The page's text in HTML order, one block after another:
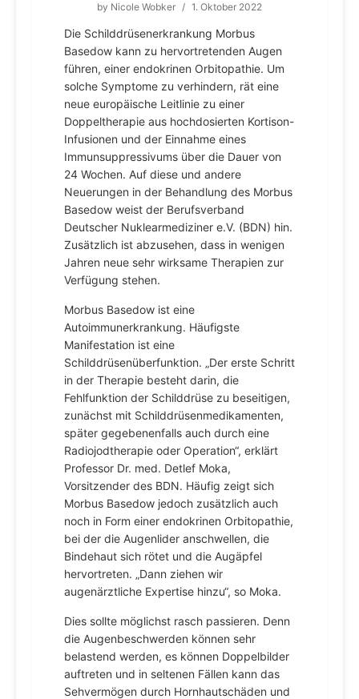
by Nicole Wobker / 1. Oktober 2022
Die Schilddrüsenerkrankung Morbus
Basedow kann zu hervortretenden Augen
führen, einer endokrinen Orbitopathie. Um
solche Symptome zu verhindern, rät eine
neue europäische Leitlinie zu einer
Doppeltherapie aus hochdosierten Kortison-
Infusionen und der Einnahme eines
Immunsuppressivums über die Dauer von
24 Wochen. Auf diese und andere
Neuerungen in der Behandlung des Morbus
Basedow weist der Berufsverband
Deutscher Nuklearmediziner e.V. (BDN) hin.
Zusätzlich ist abzusehen, dass in wenigen
Jahren neue sehr wirksame Therapien zur
Verfügung stehen.
Morbus Basedow ist eine
Autoimmunerkrankung. Häufigste
Manifestation ist eine
Schilddrüsenüberfunktion. „Der erste Schritt
in der Therapie besteht darin, die
Fehlfunktion der Schilddrüse zu beseitigen,
zunächst mit Schilddrüsenmedikamenten,
später gegebenenfalls auch durch eine
Radiojodtherapie oder Operation“, erklärt
Professor Dr. med. Detlef Moka,
Vorsitzender des BDN. Häufig zeigt sich
Morbus Basedow jedoch zusätzlich auch
noch in Form einer endokrinen Orbitopathie,
bei der die Augenlider anschwellen, die
Bindehaut sich rötet und die Augäpfel
hervortreten. „Dann ziehen wir
augenärztliche Expertise hinzu“, so Moka.
Dies sollte möglichst rasch passieren. Denn
die Augenbeschwerden können sehr
belastend werden, es können Doppelbilder
auftreten und in seltenen Fällen kann das
Sehvermögen durch Hornhautschäden und